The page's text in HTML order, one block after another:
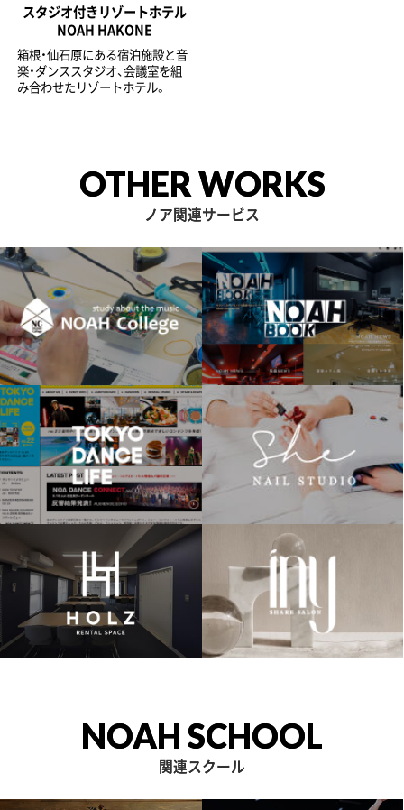
スタジオ付きリゾートホテル
NOAH HAKONE
箱根・仙石原にある宿泊施設と音
楽・ダンススタジオ、会議室を組
み合わせたリゾートホテル。
OTHER WORKS
ノア関連サービス
NOAH SCHOOL
関連スクール